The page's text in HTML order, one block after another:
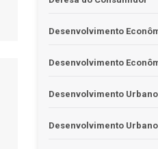
Desenvolvimento
Desenvolvimento
Desenvolvimento
Desenvolvimento